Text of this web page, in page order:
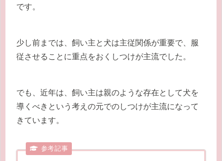
です。
少し前までは、飼い主と犬は主従関係が重要で、服
従させることに重点をおくしつけが主流でした。
でも、近年は、飼い主は親のような存在として犬を
導くべきという考えの元でのしつけが主流になって
きています。